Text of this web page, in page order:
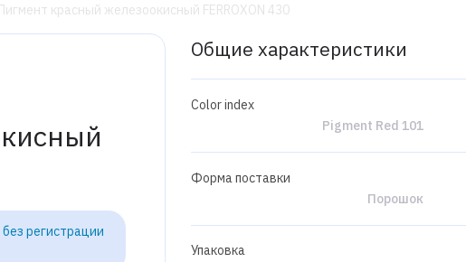
красный железоокисный FERROXON 430
регистрации
Общие характеристики
Color index
Pigment Red 101
Форма поставки
Порошок
Упаковка